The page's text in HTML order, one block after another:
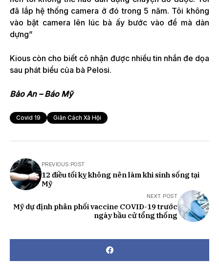
đã lắp hệ thống camera ở đó trong 5 năm. Tôi không
vào bật camera lên lúc bà ấy bước vào để mà dàn
dựng”
Kious còn cho biết cô nhận được nhiều tin nhắn đe dọa
sau phát biểu của bà Pelosi.
Bảo An – Báo Mỹ
Covid 19 Giãn Cách Xã Hội
PREVIOUS POST
12 điều tối kỵ không nên làm khi sinh sống tại
Mỹ
NEXT POST
Mỹ dự định phân phối vaccine COVID-19 trước
ngày bầu cử tổng thống